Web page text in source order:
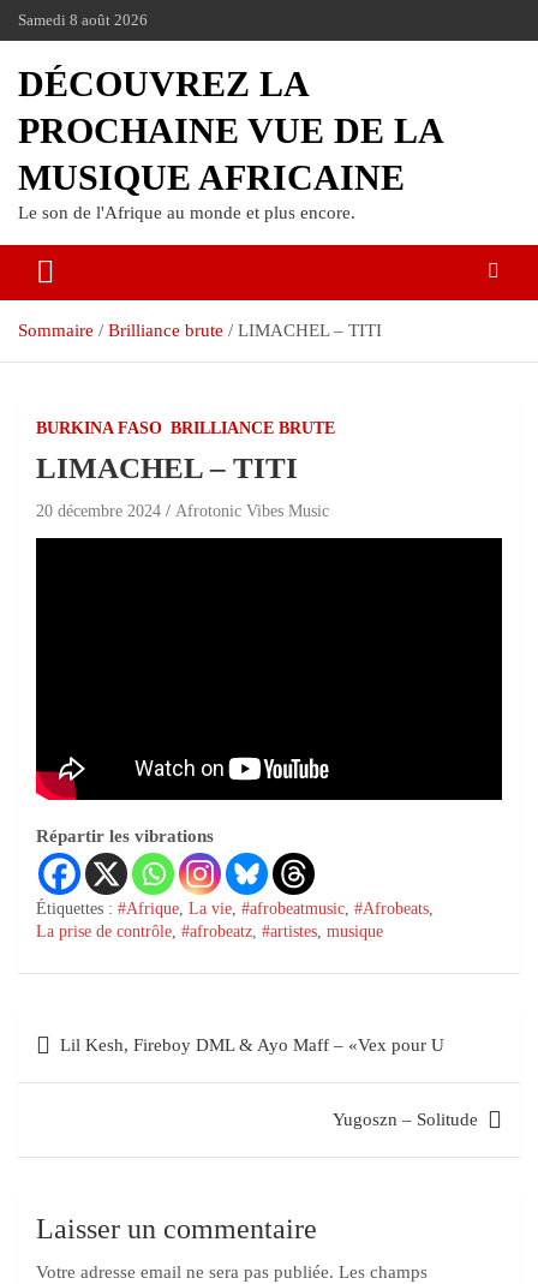
Samedi 8 août 2026
DÉCOUVREZ LA
PROCHAINE VUE DE LA
MUSIQUE AFRICAINE
Le son de l'Afrique au monde et plus encore.
Sommaire Brilliance brute LIMACHEL – TITI
BURKINA FASO BRILLIANCE BRUTE
LIMACHEL – TITI
20 décembre 2024 Afrotonic Vibes Music
Répartir les vibrations
Étiquettes : #Afrique, La vie, #afrobeatmusic, #Afrobeats,
La prise de contrôle, #afrobeatz, #artistes, musique
Lil Kesh, Fireboy DML & Ayo Maff – «Vex pour U
Yugoszn – Solitude
Laisser un commentaire
Votre adresse email ne sera pas publiée. Les champs